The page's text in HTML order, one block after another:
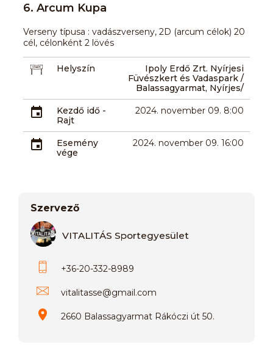
6. Arcum Kupa
Verseny típusa : vadászverseny, 2D (arcum célok) 20
cél, célonként 2 lövés
Helyszín
Ipoly Erdő Zrt. Nyírjesi
Füvészkert és Vadaspark /
Balassagyarmat, Nyírjes/
Kezdő idő -
Rajt
2024. november 09. 8:00
Esemény
vége
2024. november 09. 16:00
Szervező
VITALITÁS Sportegyesület
+36-20-332-8989
vitalitasse@gmail.com
2660 Balassagyarmat Rákóczi út 50.